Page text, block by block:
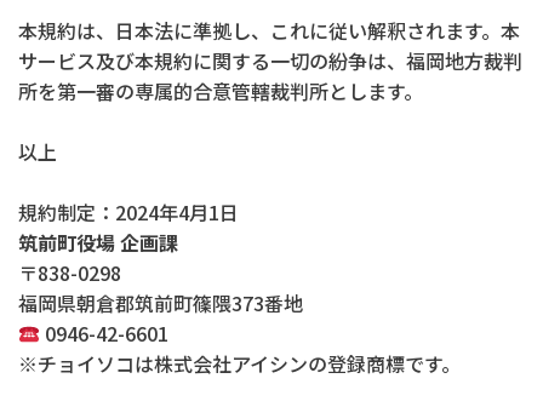
本規約は、日本法に準拠し、これに従い解釈されます。本
サービス及び本規約に関する一切の紛争は、福岡地方裁判
所を第一審の専属的合意管轄裁判所とします。
以上
規約制定：2024年4月1日
筑前町役場 企画課
〒838-0298
福岡県朝倉郡筑前町篠隈373番地
0946-42-6601
※チョイソコは株式会社アイシンの登録商標です。